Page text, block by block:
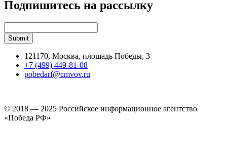
Подпишитесь на рассылку
121170, Москва, площадь Победы, 3
+7 (499) 449-81-08
pobedarf@cmvov.ru
© 2018 — 2025 Российское информационное агентство
«Победа РФ»